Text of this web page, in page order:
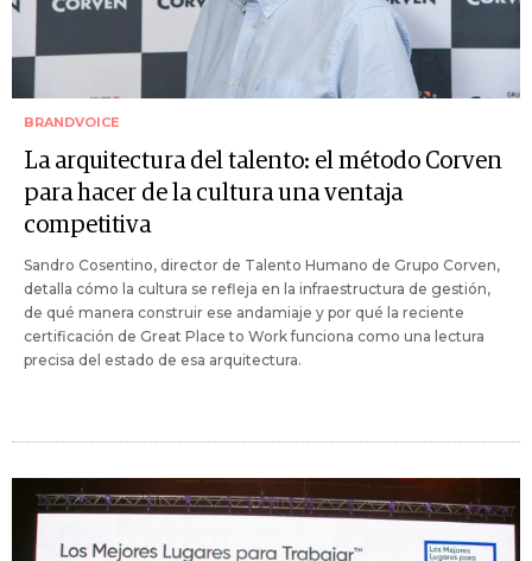
BRANDVOICE
La arquitectura del talento: el método Corven
para hacer de la cultura una ventaja
competitiva
Sandro Cosentino, director de Talento Humano de Grupo Corven,
detalla cómo la cultura se refleja en la infraestructura de gestión,
de qué manera construir ese andamiaje y por qué la reciente
certificación de Great Place to Work funciona como una lectura
precisa del estado de esa arquitectura.